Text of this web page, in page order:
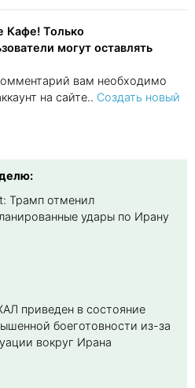
Кафе! Только
могут оставлять
вам необходимо
на сайте.. Создать новый
Трамп отменил
удары по Ирану
приведен в состояние
боеготовности из-за
вокруг Ирана